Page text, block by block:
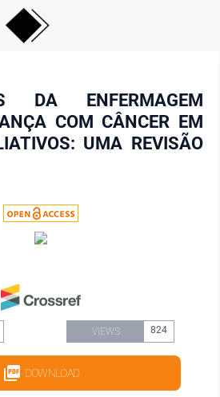
DA ENFERMAGEM
COM CÂNCER EM
UMA REVISÃO
VIEWS 824
DOWNLOAD